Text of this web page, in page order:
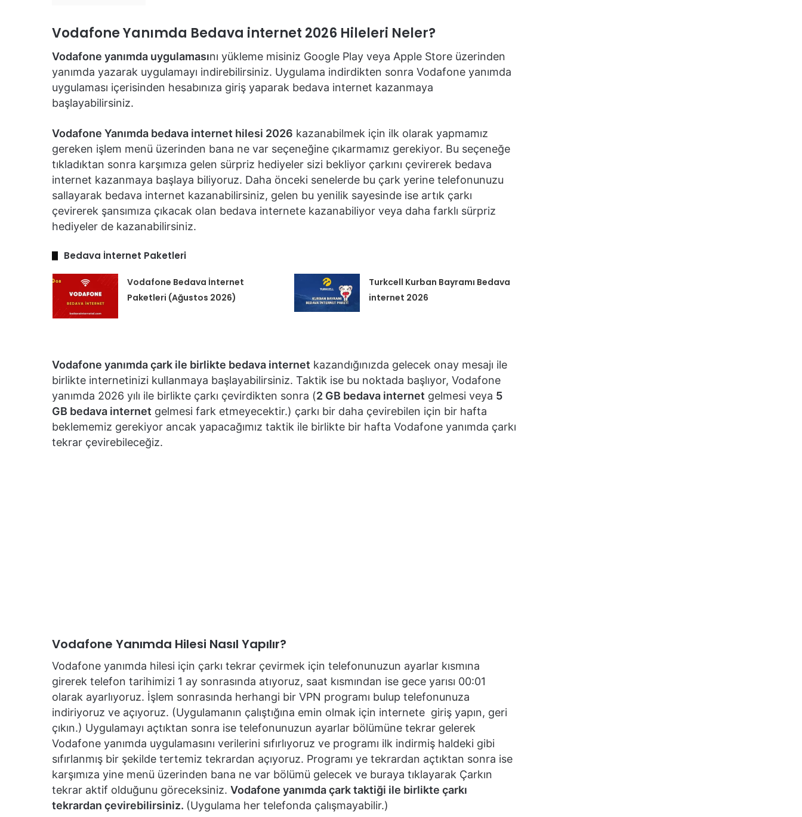
Vodafone Yanımda Bedava internet 2026 Hileleri Neler?
Vodafone yanımda uygulamasını yükleme misiniz Google Play veya Apple Store üzerinden
yanımda yazarak uygulamayı indirebilirsiniz. Uygulama indirdikten sonra Vodafone yanımda
uygulaması içerisinden hesabınıza giriş yaparak bedava internet kazanmaya
başlayabilirsiniz.
Vodafone Yanımda bedava internet hilesi 2026 kazanabilmek için ilk olarak yapmamız
gereken işlem menü üzerinden bana ne var seçeneğine çıkarmamız gerekiyor. Bu seçeneğe
tıkladıktan sonra karşımıza gelen sürpriz hediyeler sizi bekliyor çarkını çevirerek bedava
internet kazanmaya başlaya biliyoruz. Daha önceki senelerde bu çark yerine telefonunuzu
sallayarak bedava internet kazanabilirsiniz, gelen bu yenilik sayesinde ise artık çarkı
çevirerek şansımıza çıkacak olan bedava internete kazanabiliyor veya daha farklı sürpriz
hediyeler de kazanabilirsiniz.
Bedava İnternet Paketleri
Vodafone Bedava İnternet
Paketleri (Ağustos 2026)
Turkcell Kurban Bayramı Bedava
internet 2026
Vodafone yanımda çark ile birlikte bedava internet kazandığınızda gelecek onay mesajı ile
birlikte internetinizi kullanmaya başlayabilirsiniz. Taktik ise bu noktada başlıyor, Vodafone
yanımda 2026 yılı ile birlikte çarkı çevirdikten sonra (2 GB bedava internet gelmesi veya 5
GB bedava internet gelmesi fark etmeyecektir.) çarkı bir daha çevirebilen için bir hafta
beklememiz gerekiyor ancak yapacağımız taktik ile birlikte bir hafta Vodafone yanımda çarkı
tekrar çevirebileceğiz.
Vodafone Yanımda Hilesi Nasıl Yapılır?
Vodafone yanımda hilesi için çarkı tekrar çevirmek için telefonunuzun ayarlar kısmına
girerek telefon tarihimizi 1 ay sonrasında atıyoruz, saat kısmından ise gece yarısı 00:01
olarak ayarlıyoruz. İşlem sonrasında herhangi bir VPN programı bulup telefonunuza
indiriyoruz ve açıyoruz. (Uygulamanın çalıştığına emin olmak için internete giriş yapın, geri
çıkın.) Uygulamayı açtıktan sonra ise telefonunuzun ayarlar bölümüne tekrar gelerek
Vodafone yanımda uygulamasını verilerini sıfırlıyoruz ve programı ilk indirmiş haldeki gibi
sıfırlanmış bir şekilde tertemiz tekrardan açıyoruz. Programı ye tekrardan açtıktan sonra ise
karşımıza yine menü üzerinden bana ne var bölümü gelecek ve buraya tıklayarak Çarkın
tekrar aktif olduğunu göreceksiniz. Vodafone yanımda çark taktiği ile birlikte çarkı
tekrardan çevirebilirsiniz. (Uygulama her telefonda çalışmayabilir.)